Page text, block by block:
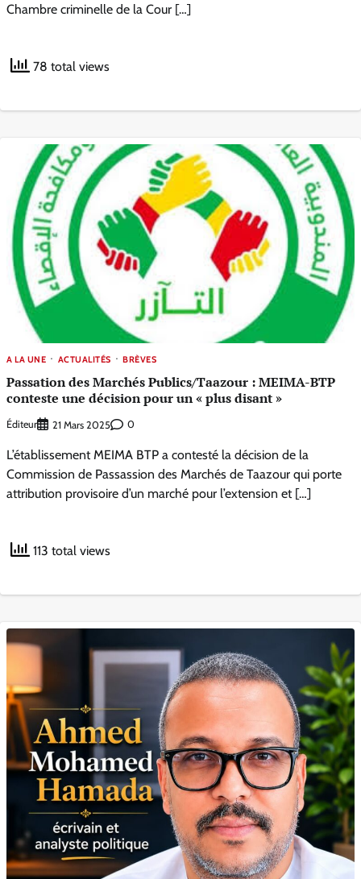
Chambre criminelle de la Cour […]
78 total views
A LA UNE ACTUALITÉS BRÈVES
Passation des Marchés Publics/Taazour : MEIMA-BTP
conteste une décision pour un « plus disant »
Éditeur 21 Mars 2025 0
L’établissement MEIMA BTP a contesté la décision de la
Commission de Passassion des Marchés de Taazour qui porte
attribution provisoire d’un marché pour l’extension et […]
113 total views